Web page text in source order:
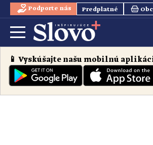
Podporte nás Predplatné
📱 Vyskúšajte našu mobilnú